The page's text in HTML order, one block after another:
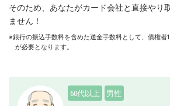
そのため、あなたがカード会社と直接やり
ません！
※銀行の振込手数料を含めた送金手数料として、債権者
が必要となります。
60代以上 男性